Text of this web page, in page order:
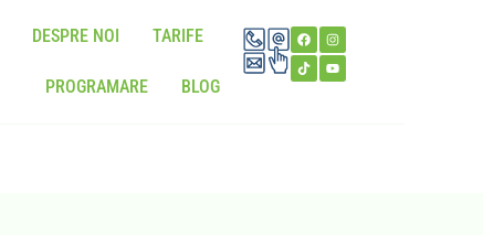
DESPRE NOI TARIFE
PROGRAMARE BLOG